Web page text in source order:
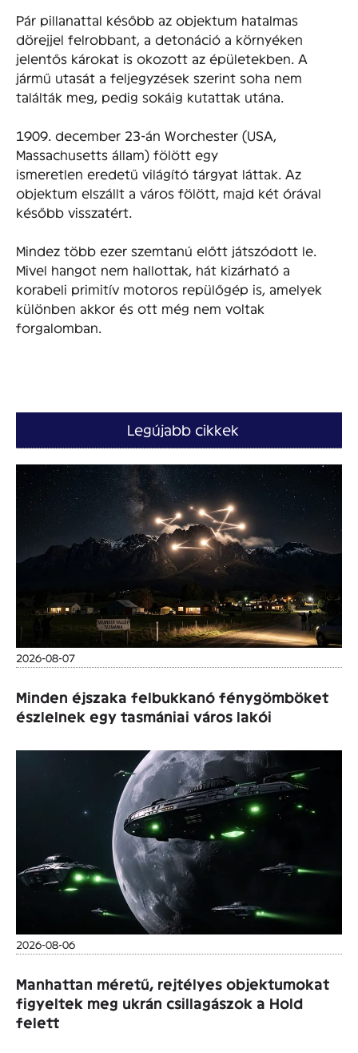
Pár pillanattal később az objektum hatalmas
dörejjel felrobbant, a detonáció a környéken
jelentős károkat is okozott az épületekben. A
jármű utasát a feljegyzések szerint soha nem
találták meg, pedig sokáig kutattak utána.
1909. december 23-án Worchester (USA,
Massachusetts állam) fölött egy
ismeretlen eredetű világító tárgyat láttak. Az
objektum elszállt a város fölött, majd két órával
később visszatért.
Mindez több ezer szemtanú előtt játszódott le.
Mivel hangot nem hallottak, hát kizárható a
korabeli primitív motoros repülőgép is, amelyek
különben akkor és ott még nem voltak
forgalomban.
Legújabb cikkek
2026-08-07
Minden éjszaka felbukkanó fénygömböket
észlelnek egy tasmániai város lakói
2026-08-06
Manhattan méretű, rejtélyes objektumokat
figyeltek meg ukrán csillagászok a Hold
felett